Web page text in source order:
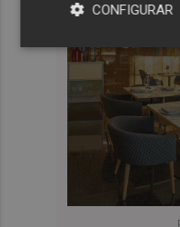
CONFIGURAR